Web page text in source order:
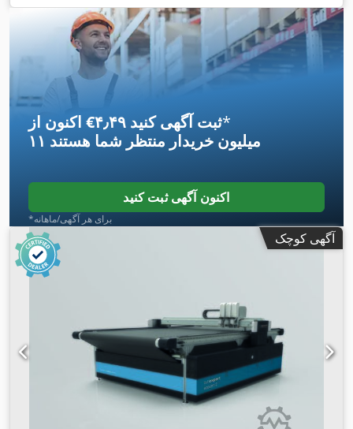
اکنون از ‎€۴٫۴۹ ثبت آگهی کنید*
۱۱ میلیون خریدار منتظر شما هستند
اکنون آگهی ثبت کنید
*برای هر آگهی/ماهانه
آگهی کوچک